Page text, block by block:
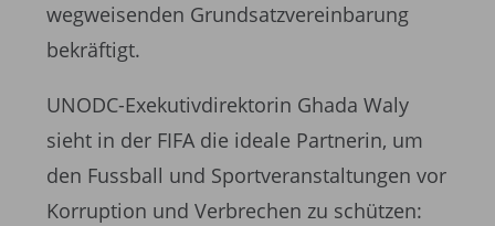
wegweisenden Grundsatzvereinbarung
bekräftigt.
UNODC-Exekutivdirektorin Ghada Waly
sieht in der FIFA die ideale Partnerin, um
den Fussball und Sportveranstaltungen vor
Korruption und Verbrechen zu schützen: